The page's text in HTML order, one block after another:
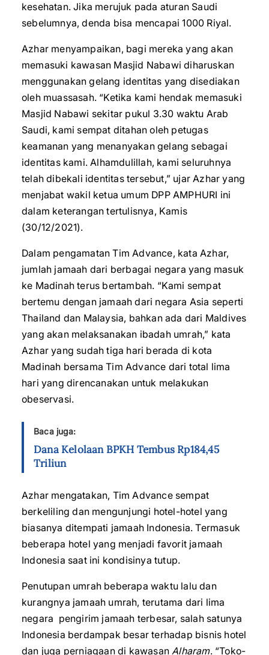
kesehatan. Jika merujuk pada aturan Saudi
sebelumnya, denda bisa mencapai 1000 Riyal.
Azhar menyampaikan, bagi mereka yang akan
memasuki kawasan Masjid Nabawi diharuskan
menggunakan gelang identitas yang disediakan
oleh muassasah. “Ketika kami hendak memasuki
Masjid Nabawi sekitar pukul 3.30 waktu Arab
Saudi, kami sempat ditahan oleh petugas
keamanan yang menanyakan gelang sebagai
identitas kami. Alhamdulillah, kami seluruhnya
telah dibekali identitas tersebut,” ujar Azhar yang
menjabat wakil ketua umum DPP AMPHURI ini
dalam keterangan tertulisnya, Kamis
(30/12/2021).
Dalam pengamatan Tim Advance, kata Azhar,
jumlah jamaah dari berbagai negara yang masuk
ke Madinah terus bertambah. “Kami sempat
bertemu dengan jamaah dari negara Asia seperti
Thailand dan Malaysia, bahkan ada dari Maldives
yang akan melaksanakan ibadah umrah,” kata
Azhar yang sudah tiga hari berada di kota
Madinah bersama Tim Advance dari total lima
hari yang direncanakan untuk melakukan
obeservasi.
Baca juga:
Dana Kelolaan BPKH Tembus Rp184,45
Triliun
Azhar mengatakan, Tim Advance sempat
berkeliling dan mengunjungi hotel-hotel yang
biasanya ditempati jamaah Indonesia. Termasuk
beberapa hotel yang menjadi favorit jamaah
Indonesia saat ini kondisinya tutup.
Penutupan umrah beberapa waktu lalu dan
kurangnya jamaah umrah, terutama dari lima
negara pengirim jamaah terbesar, salah satunya
Indonesia berdampak besar terhadap bisnis hotel
dan juga perniagaan di kawasanAlharam. “Toko-